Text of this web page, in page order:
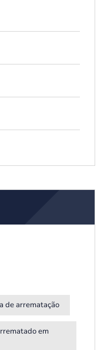
de arrematação
em